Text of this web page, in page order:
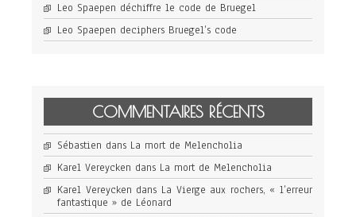
Leo Spaepen déchiffre le code de Bruegel
Leo Spaepen deciphers Bruegel’s code
COMMENTAIRES RÉCENTS
Sébastien dans La mort de Melencholia
Karel Vereycken dans La mort de Melencholia
Karel Vereycken dans La Vierge aux rochers, « l’erreur
fantastique » de Léonard